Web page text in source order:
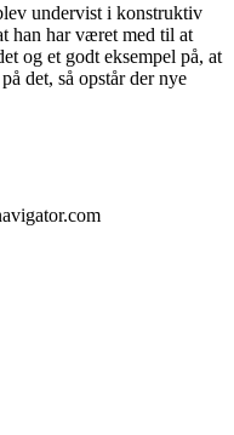
undervist i konstruktiv
han har været med til at
og et godt eksempel på, at
det, så opstår der nye